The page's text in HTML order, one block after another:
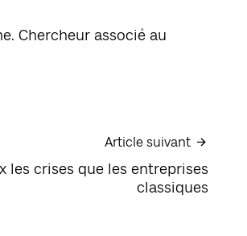
Chercheur associé au
Article suivant
les crises que les entreprises
classiques